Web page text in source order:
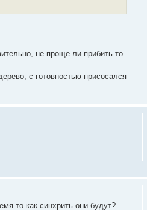
не проще ли прибить то
с готовностью присосался
то как синхрить они будут?